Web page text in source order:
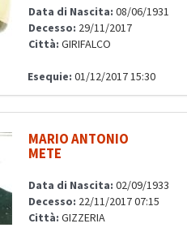
Data di Nascita: 08/06/1931
Decesso: 29/11/2017
Città: GIRIFALCO
Esequie: 01/12/2017 15:30
MARIO ANTONIO
METE
Data di Nascita: 02/09/1933
Decesso: 22/11/2017 07:15
Città: GIZZERIA